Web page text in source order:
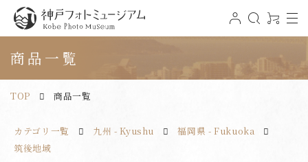
神戸フォトミュージアム
ロ
グ 索
0
ア
t
g
a
商品一覧
TOP 商品一覧
カテゴリ一覧 九州 - Kyushu
福岡県 - Fukuoka
筑後地域